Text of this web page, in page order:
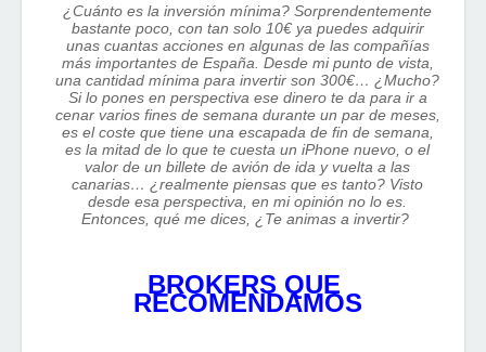
¿Cuánto es la inversión mínima? Sorprendentemente
bastante poco, con tan solo 10€ ya puedes adquirir
unas cuantas acciones en algunas de las compañías
más importantes de España. Desde mi punto de vista,
una cantidad mínima para invertir son 300€… ¿Mucho?
Si lo pones en perspectiva ese dinero te da para ir a
cenar varios fines de semana durante un par de meses,
es el coste que tiene una escapada de fin de semana,
es la mitad de lo que te cuesta un iPhone nuevo, o el
valor de un billete de avión de ida y vuelta a las
canarias… ¿realmente piensas que es tanto? Visto
desde esa perspectiva, en mi opinión no lo es.
Entonces, qué me dices, ¿Te animas a invertir?
BROKERS QUE
RECOMENDAMOS